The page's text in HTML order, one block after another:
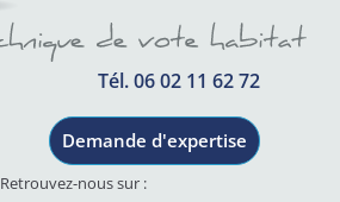
Tél. 06 02 11 62 72
Demande d'expertise
Retrouvez-nous sur :